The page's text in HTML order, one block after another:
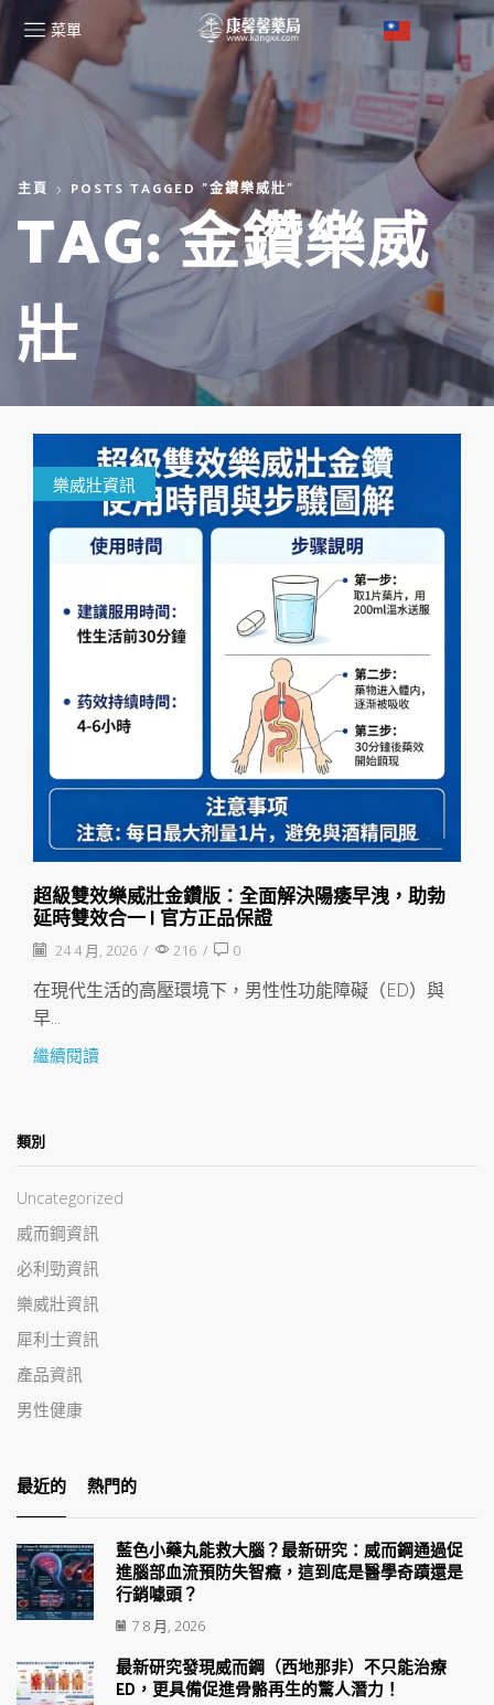
菜單
主頁 POSTS TAGGED "金鑽樂威壯"
TAG: 金鑽樂威
壯
樂威壯資訊
超級雙效樂威壯金鑽版：全面解決陽痿早洩，助勃
延時雙效合一 | 官方正品保證
24 4 月, 2026 / 216 / 0
在現代生活的高壓環境下，男性性功能障礙（ED）與
早...
繼續閱讀
類別
Uncategorized
威而鋼資訊
必利勁資訊
樂威壯資訊
犀利士資訊
產品資訊
男性健康
最近的 熱門的
藍色小藥丸能救大腦？最新研究：威而鋼通過促
進腦部血流預防失智癥，這到底是醫學奇蹟還是
行銷噱頭？
7 8 月, 2026
最新研究發現威而鋼（西地那非）不只能治療
ED，更具備促進骨骼再生的驚人潛力！